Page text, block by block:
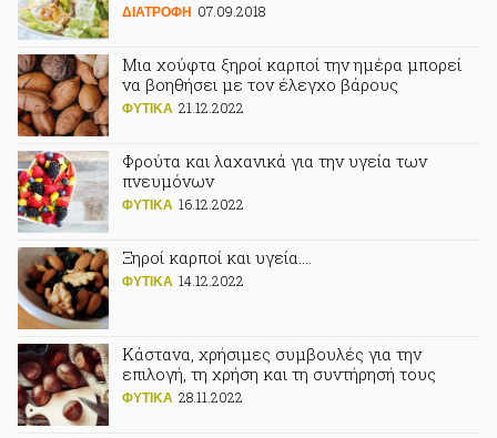
ΔΙΑΤΡΟΦΗ 07.09.2018
Μια χούφτα ξηροί καρποί την ημέρα μπορεί
να βοηθήσει με τον έλεγχο βάρους
ΦΥΤΙΚA 21.12.2022
Φρούτα και λαχανικά για την υγεία των
πνευμόνων
ΦΥΤΙΚA 16.12.2022
Ξηροί καρποί και υγεία….
ΦΥΤΙΚA 14.12.2022
Κάστανα, χρήσιμες συμβουλές για την
επιλογή, τη χρήση και τη συντήρησή τους
ΦΥΤΙΚA 28.11.2022